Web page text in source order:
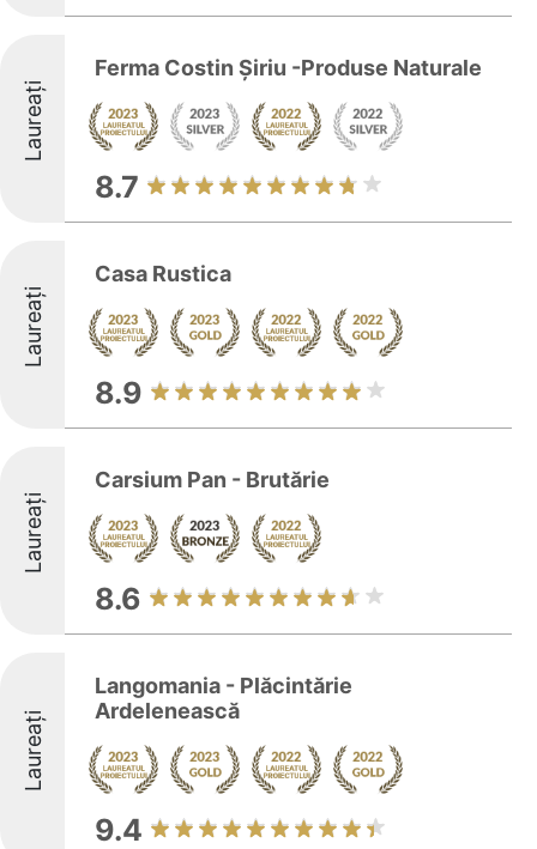
Laureați
Ferma Costin Șiriu -Produse Naturale
8.7
Laureați
Casa Rustica
8.9
Laureați
Carsium Pan - Brutărie
8.6
Laureați
Langomania - Plăcintărie
Ardelenească
9.4